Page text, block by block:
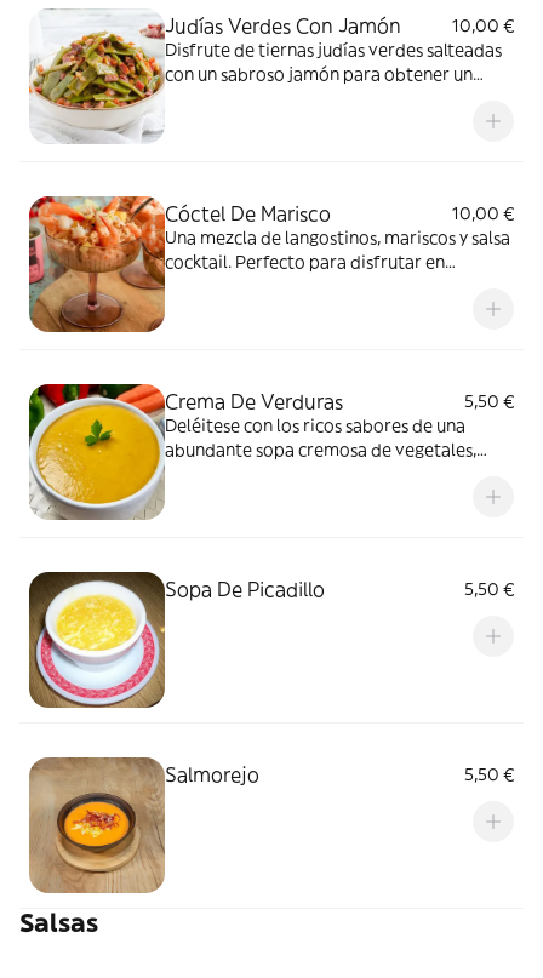
Judías Verdes Con Jamón
10,00 €
Disfrute de tiernas judías verdes salteadas
con un sabroso jamón para obtener un
Cóctel De Marisco
10,00 €
Una mezcla de langostinos, mariscos y salsa
cocktail. Perfecto para disfrutar en
Crema De Verduras
5,50 €
Deléitese con los ricos sabores de una
abundante sopa cremosa de vegetales,
cuidadosamente seleccionados para una
Sopa De Picadillo 5,50 €
Salmorejo 5,50 €
Salsas